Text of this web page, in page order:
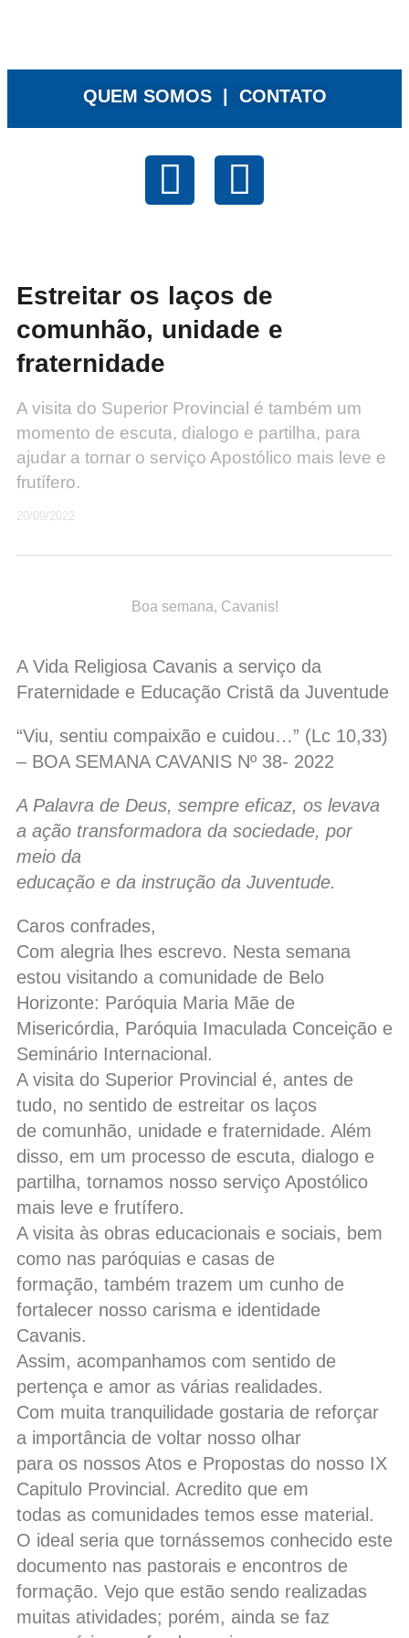
QUEM SOMOS | CONTATO
Estreitar os laços de
comunhão, unidade e
fraternidade
A visita do Superior Provincial é também um
momento de escuta, dialogo e partilha, para
ajudar a tornar o serviço Apostólico mais leve e
frutífero.
20/09/2022
Boa semana, Cavanis!
A Vida Religiosa Cavanis a serviço da
Fraternidade e Educação Cristã da Juventude
“Viu, sentiu compaixão e cuidou…” (Lc 10,33)
– BOA SEMANA CAVANIS Nº 38- 2022
A Palavra de Deus, sempre eficaz, os levava
a ação transformadora da sociedade, por
meio da
educação e da instrução da Juventude.
Caros confrades,
Com alegria lhes escrevo. Nesta semana
estou visitando a comunidade de Belo
Horizonte: Paróquia Maria Mãe de
Misericórdia, Paróquia Imaculada Conceição e
Seminário Internacional.
A visita do Superior Provincial é, antes de
tudo, no sentido de estreitar os laços
de comunhão, unidade e fraternidade. Além
disso, em um processo de escuta, dialogo e
partilha, tornamos nosso serviço Apostólico
mais leve e frutífero.
A visita às obras educacionais e sociais, bem
como nas paróquias e casas de
formação, também trazem um cunho de
fortalecer nosso carisma e identidade
Cavanis.
Assim, acompanhamos com sentido de
pertença e amor as várias realidades.
Com muita tranquilidade gostaria de reforçar
a importância de voltar nosso olhar
para os nossos Atos e Propostas do nosso IX
Capitulo Provincial. Acredito que em
todas as comunidades temos esse material.
O ideal seria que tornássemos conhecido este
documento nas pastorais e encontros de
formação. Vejo que estão sendo realizadas
muitas atividades; porém, ainda se faz